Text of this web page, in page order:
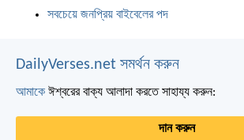
সবচেয়ে জনপ্রিয় বাইবেলের পদ
DailyVerses.net সমর্থন করুন
আমাকে ঈশ্বরের বাক্য আলাদা করতে সাহায্য করুন:
দান করুন